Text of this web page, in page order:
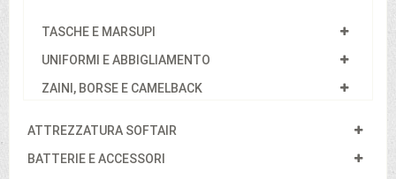
TASCHE E MARSUPI
UNIFORMI E ABBIGLIAMENTO
ZAINI, BORSE E CAMELBACK
ATTREZZATURA SOFTAIR
BATTERIE E ACCESSORI